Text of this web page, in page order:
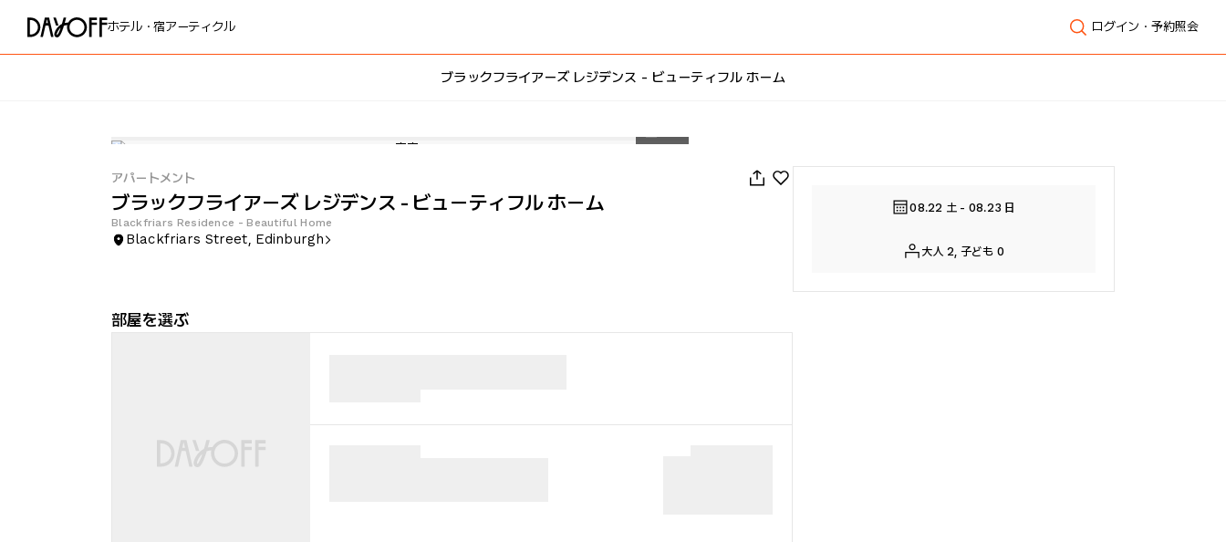
ホテル・宿アーティクル ログイン・予約照会
ブラックフライアーズ レジデンス - ビューティフル ホーム
アパートメント
ブラックフライアーズ レジデンス - ビューティフル ホーム
Blackfriars Residence - Beautiful Home
Blackfriars Street, Edinburgh
部屋を選ぶ
08.22 土 - 08.23 日
大人 2, 子ども 0